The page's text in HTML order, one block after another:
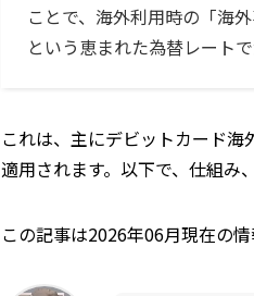
ことで、海外利用時の「海
という恵まれた為替レート
これは、主にデビットカード
適用されます。以下で、仕組み
この記事は2026年06月現在の情